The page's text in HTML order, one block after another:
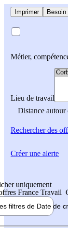
Imprimer
Métier,
Lieu de travail
Distance
Rechercherdes
uniquement
France Travail
filtres de Date de
Créer une alerte